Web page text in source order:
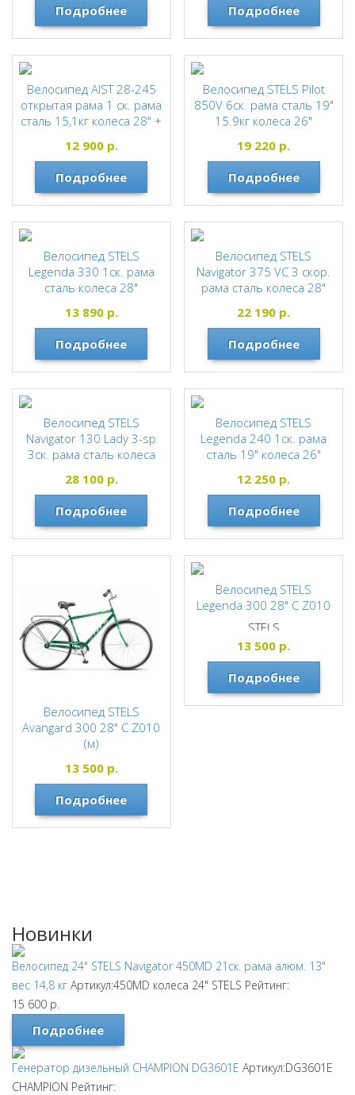
Подробнее
Подробнее
Велосипед AIST 28-245
открытая рама 1 ск. рама
сталь 15,1кг колеса 28" +
AIST
12 900р.
Подробнее
Велосипед STELS Pilot
850V 6ск. рама сталь 19"
15.9кг колеса 26"
STELS
19 220 р.
Подробнее
Велосипед STELS
Legenda 330 1ск. рама
сталь колеса 28"
STELS
13 890р.
Подробнее
Велосипед STELS
Navigator 375 VС 3 скор.
рама сталь колеса 28"
STELS
22 190 р.
Подробнее
Велосипед STELS
Navigator 130 Lady 3-sp
3ск. рама сталь колеса
STELS
28 100р.
Подробнее
Велосипед STELS
Legenda 240 1ск. рама
сталь 19" колеса 26"
STELS
12 250 р.
Подробнее
Велосипед STELS
Avangard 300 28" C Z010
(м)
STELS
13 500р.
Подробнее
Велосипед STELS
Legenda 300 28" С Z010
STELS
13 500 р.
Подробнее
Новинки
Велосипед 24" STELS Navigator 450MD 21ск. рама алюм. 13"
вес 14,8 кг Артикул:450MD колеса 24" STELS Рейтинг:
15 600 р.
Подробнее
Генератор дизельный CHAMPION DG3601E Артикул:DG3601E
CHAMPION Рейтинг: